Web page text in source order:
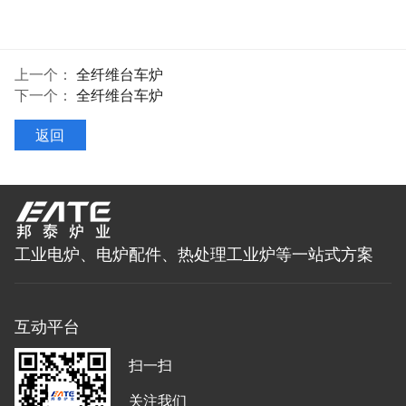
上一个： 全纤维台车炉
下一个： 全纤维台车炉
返回
工业电炉、电炉配件、热处理工业炉等一站式方案
互动平台
扫一扫
关注我们